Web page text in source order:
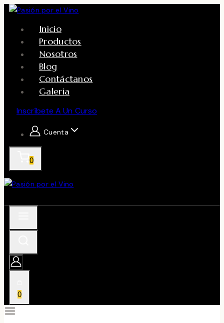
Skip
content
Inicio
Productos
Nosotros
Blog
Contáctanos
Galeria
Inscríbete A Un Curso
Cuenta
0
0